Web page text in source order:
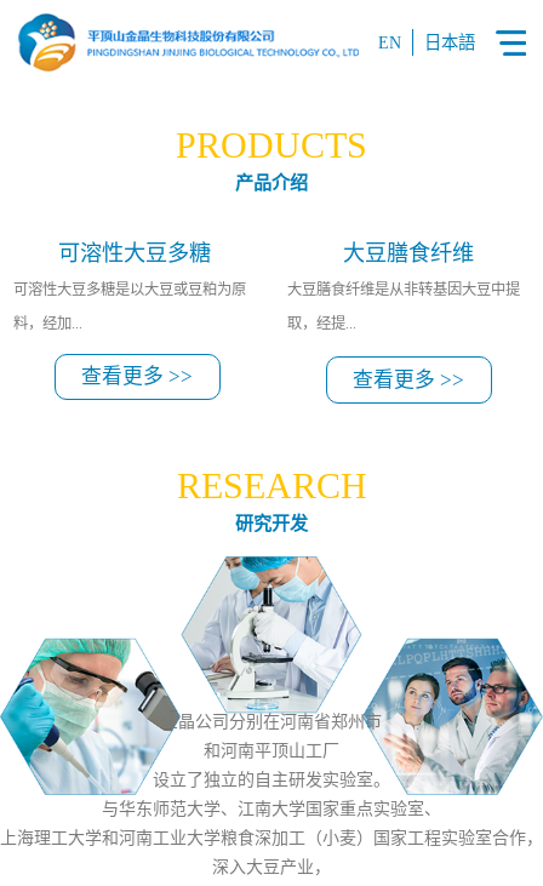
EN 日本語
PRODUCTS
产品介绍
可溶性大豆多糖
可溶性大豆多糖是以大豆或豆粕为原
料，经加...
乳饮料、酸奶，具有稳定蛋白的作
用，且粘度低，口感清爽。并广泛应
用于鸡尾酒、米面制品、医药等领
大豆膳食纤维
大豆膳食纤维是从非转基因大豆中提
取，经提...
查看更多 >> 查看更多 >>
RESEARCH
研究开发
金晶公司分别在河南省郑州市
和河南平顶山工厂
设立了独立的自主研发实验室。
与华东师范大学、江南大学国家重点实验室、
上海理工大学和河南工业大学粮食深加工（小麦）国家工程实验室合作，
深入大豆产业，